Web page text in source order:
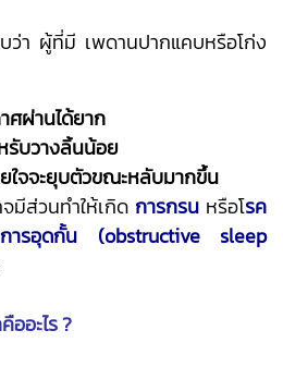
า ผู้ที่มี เพดานปากแคบหรือโก่ง
ศผ่านได้ยาก
รับวางลิ้นน้อย
ใจจะยุบตัวขณะหลับมากขึ้น
วนทำให้เกิด การกรนหรือโรค
การอุดกั้น (obstructive sleep
อะไร ?